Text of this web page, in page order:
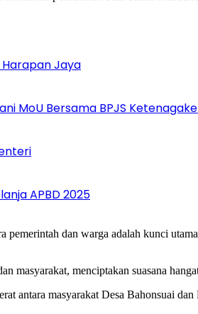
Harapan Jaya
MoU Bersama BPJS
APBD 2025
dan warga adalah kunci
masyarakat, menciptakan suasana
antara masyarakat Desa Bahonsuai